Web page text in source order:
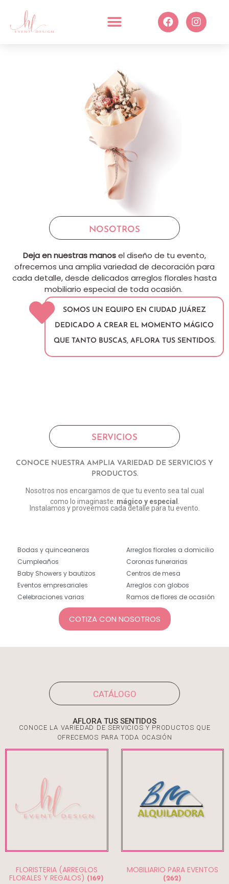
NOSOTROS
Deja en nuestras manosel diseño de tu evento,
ofrecemos una amplia variedad de decoración para
cada detalle, desde delicados arreglos florales hasta
mobiliario especial de toda ocasión.
SOMOS UN EQUIPO EN CIUDAD JUÁREZ
DEDICADO A CREAR EL MOMENTO MÁGICO
QUE TANTO BUSCAS, AFLORA TUS SENTIDOS.
SERVICIOS
CONOCE NUESTRA AMPLIA VARIEDAD DE SERVICIOS Y
PRODUCTOS.
Nosotros nos encargamos de que tu evento sea tal cual
como lo imaginaste: mágico y especial .
Instalamos y proveemos cada detalle para tu evento.
Bodas y quinceaneras
Cumpleaños
Baby Showers y bautizos
Eventos empresariales
Celebraciones varias
Arreglos florales a domicilio
Coronas funerarias
Centros de mesa
Arreglos con globos
Ramos de flores de ocasión
COTIZA CON NOSOTROS
CATÁLOGO
AFLORA TUS SENTIDOS
CONOCE LA VARIEDAD DE SERVICIOS Y PRODUCTOS QUE
OFRECEMOS PARA TODA OCASIÓN
FLORISTERIA (ARREGLOS
FLORALES Y REGALOS) (169)
MOBILIARIO PARA EVENTOS
(262)